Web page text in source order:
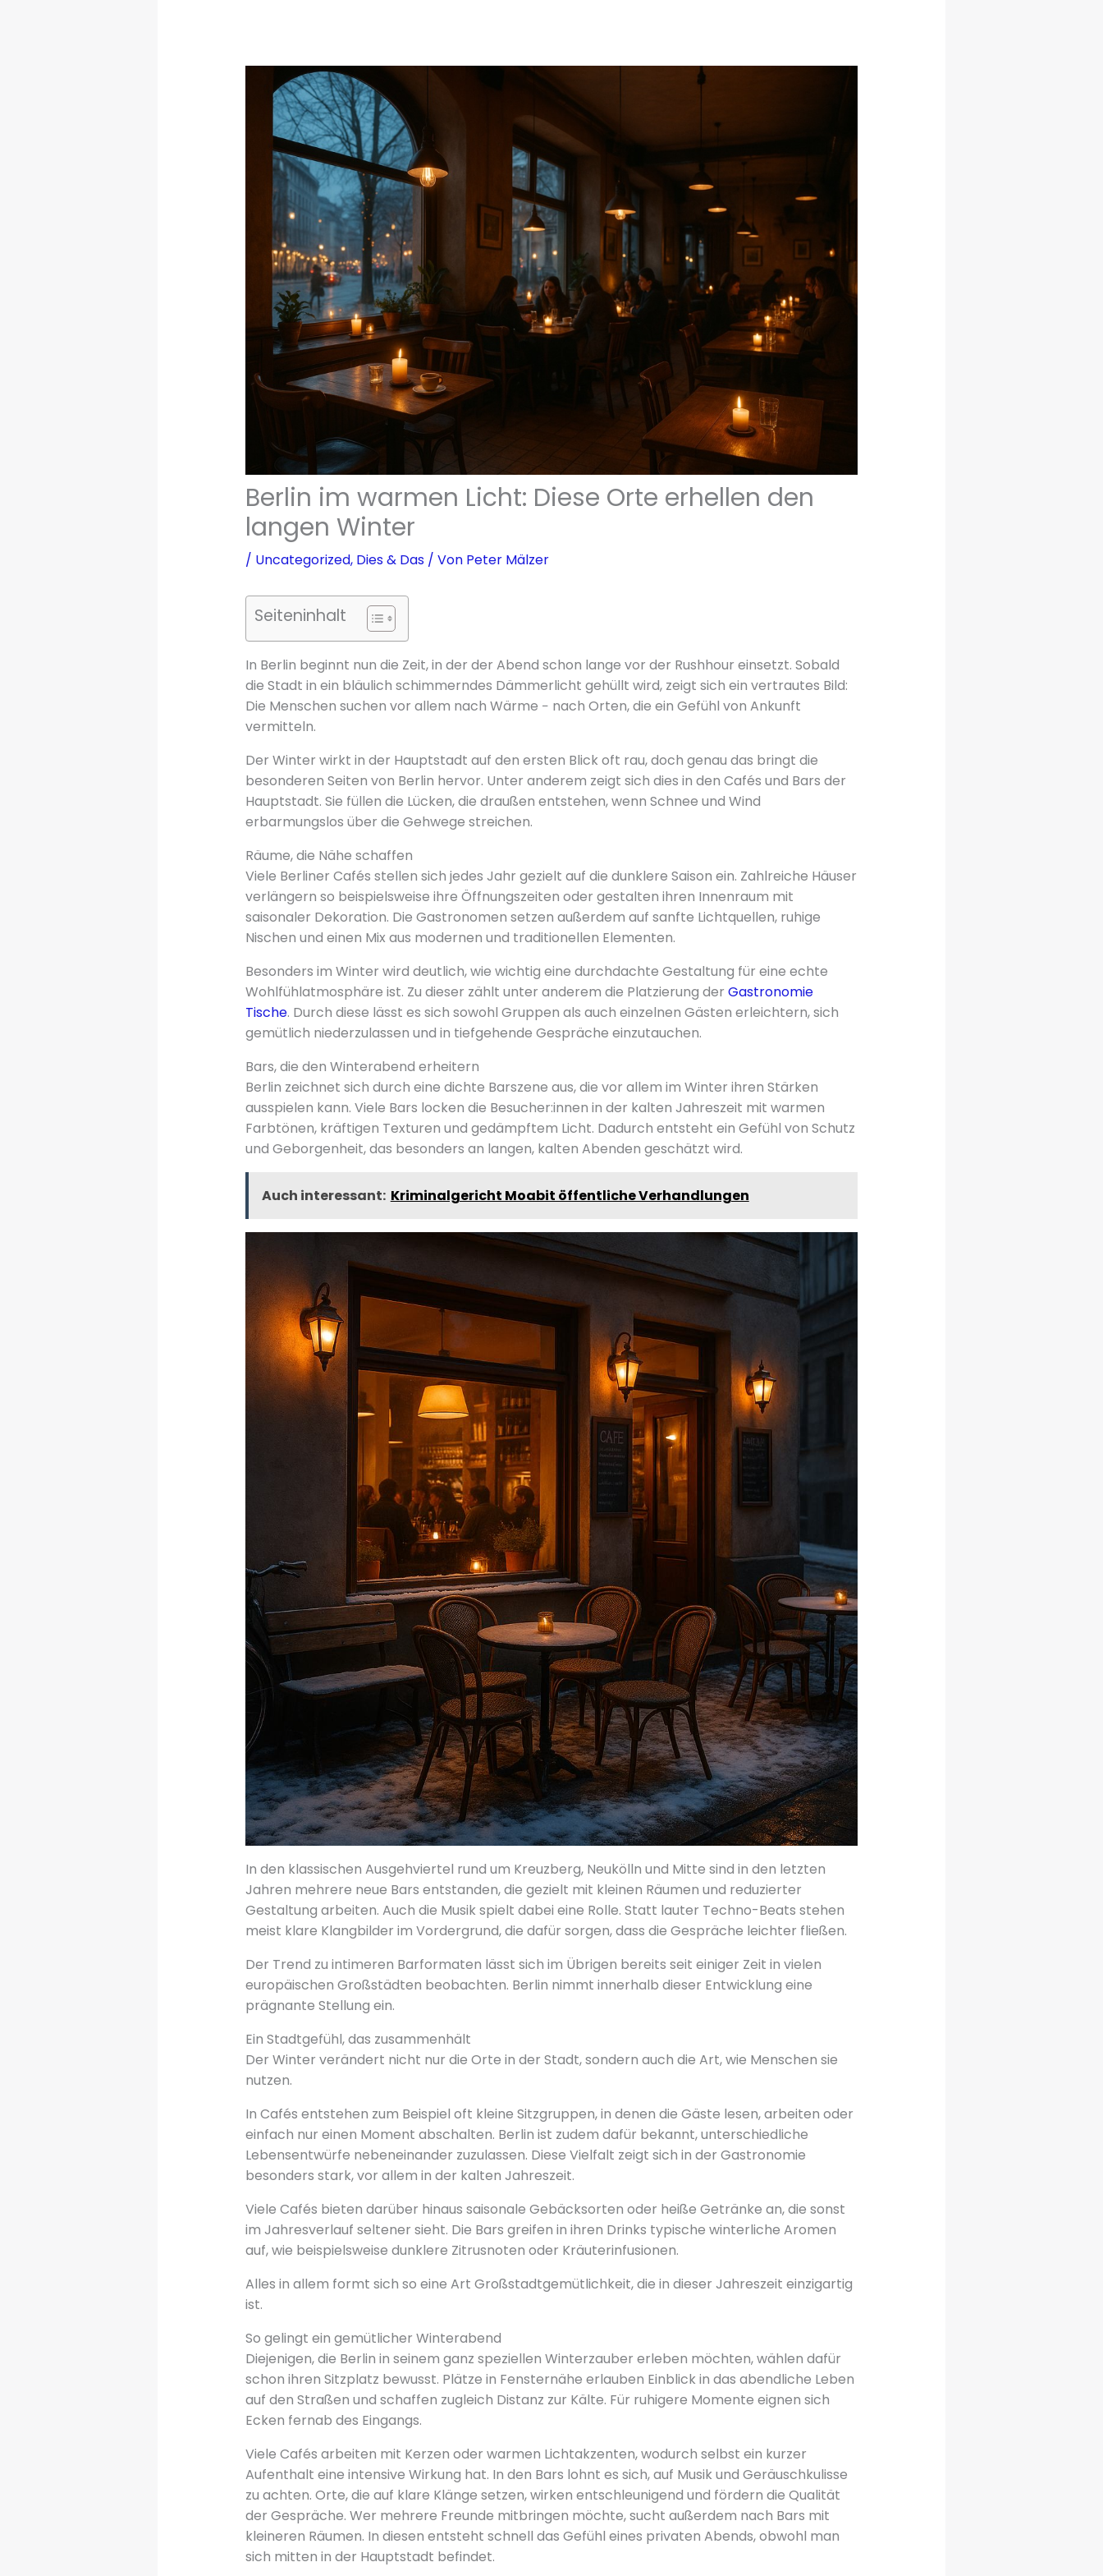
Berlin im warmen Licht: Diese Orte erhellen den
langen Winter
/ Uncategorized, Dies & Das/ Von Peter Mälzer
Seiteninhalt
In Berlin beginnt nun die Zeit, in der der Abend schon lange vor der Rushhour einsetzt. Sobald
die Stadt in ein bläulich schimmerndes Dämmerlicht gehüllt wird, zeigt sich ein vertrautes Bild:
Die Menschen suchen vor allem nach Wärme − nach Orten, die ein Gefühl von Ankunft
vermitteln.
Der Winter wirkt in der Hauptstadt auf den ersten Blick oft rau, doch genau das bringt die
besonderen Seiten von Berlin hervor. Unter anderem zeigt sich dies in den Cafés und Bars der
Hauptstadt. Sie füllen die Lücken, die draußen entstehen, wenn Schnee und Wind
erbarmungslos über die Gehwege streichen.
Räume, die Nähe schaffen
Viele Berliner Cafés stellen sich jedes Jahr gezielt auf die dunklere Saison ein. Zahlreiche Häuser
verlängern so beispielsweise ihre Öffnungszeiten oder gestalten ihren Innenraum mit
saisonaler Dekoration. Die Gastronomen setzen außerdem auf sanfte Lichtquellen, ruhige
Nischen und einen Mix aus modernen und traditionellen Elementen.
Besonders im Winter wird deutlich, wie wichtig eine durchdachte Gestaltung für eine echte
Wohlfühlatmosphäre ist. Zu dieser zählt unter anderem die Platzierung der Gastronomie
Tische. Durch diese lässt es sich sowohl Gruppen als auch einzelnen Gästen erleichtern, sich
gemütlich niederzulassen und in tiefgehende Gespräche einzutauchen.
Bars, die den Winterabend erheitern
Berlin zeichnet sich durch eine dichte Barszene aus, die vor allem im Winter ihren Stärken
ausspielen kann. Viele Bars locken die Besucher:innen in der kalten Jahreszeit mit warmen
Farbtönen, kräftigen Texturen und gedämpftem Licht. Dadurch entsteht ein Gefühl von Schutz
und Geborgenheit, das besonders an langen, kalten Abenden geschätzt wird.
Auch interessant: Kriminalgericht Moabit öffentliche Verhandlungen
In den klassischen Ausgehviertel rund um Kreuzberg, Neukölln und Mitte sind in den letzten
Jahren mehrere neue Bars entstanden, die gezielt mit kleinen Räumen und reduzierter
Gestaltung arbeiten. Auch die Musik spielt dabei eine Rolle. Statt lauter Techno-Beats stehen
meist klare Klangbilder im Vordergrund, die dafür sorgen, dass die Gespräche leichter fließen.
Der Trend zu intimeren Barformaten lässt sich im Übrigen bereits seit einiger Zeit in vielen
europäischen Großstädten beobachten. Berlin nimmt innerhalb dieser Entwicklung eine
prägnante Stellung ein.
Ein Stadtgefühl, das zusammenhält
Der Winter verändert nicht nur die Orte in der Stadt, sondern auch die Art, wie Menschen sie
nutzen.
In Cafés entstehen zum Beispiel oft kleine Sitzgruppen, in denen die Gäste lesen, arbeiten oder
einfach nur einen Moment abschalten. Berlin ist zudem dafür bekannt, unterschiedliche
Lebensentwürfe nebeneinander zuzulassen. Diese Vielfalt zeigt sich in der Gastronomie
besonders stark, vor allem in der kalten Jahreszeit.
Viele Cafés bieten darüber hinaus saisonale Gebäcksorten oder heiße Getränke an, die sonst
im Jahresverlauf seltener sieht. Die Bars greifen in ihren Drinks typische winterliche Aromen
auf, wie beispielsweise dunklere Zitrusnoten oder Kräuterinfusionen.
Alles in allem formt sich so eine Art Großstadtgemütlichkeit, die in dieser Jahreszeit einzigartig
ist.
So gelingt ein gemütlicher Winterabend
Diejenigen, die Berlin in seinem ganz speziellen Winterzauber erleben möchten, wählen dafür
schon ihren Sitzplatz bewusst. Plätze in Fensternähe erlauben Einblick in das abendliche Leben
auf den Straßen und schaffen zugleich Distanz zur Kälte. Für ruhigere Momente eignen sich
Ecken fernab des Eingangs.
Viele Cafés arbeiten mit Kerzen oder warmen Lichtakzenten, wodurch selbst ein kurzer
Aufenthalt eine intensive Wirkung hat. In den Bars lohnt es sich, auf Musik und Geräuschkulisse
zu achten. Orte, die auf klare Klänge setzen, wirken entschleunigend und fördern die Qualität
der Gespräche. Wer mehrere Freunde mitbringen möchte, sucht außerdem nach Bars mit
kleineren Räumen. In diesen entsteht schnell das Gefühl eines privaten Abends, obwohl man
sich mitten in der Hauptstadt befindet.